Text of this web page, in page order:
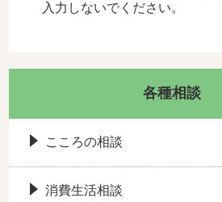
入力しないでください。
各種相談
こころの相談
消費生活相談